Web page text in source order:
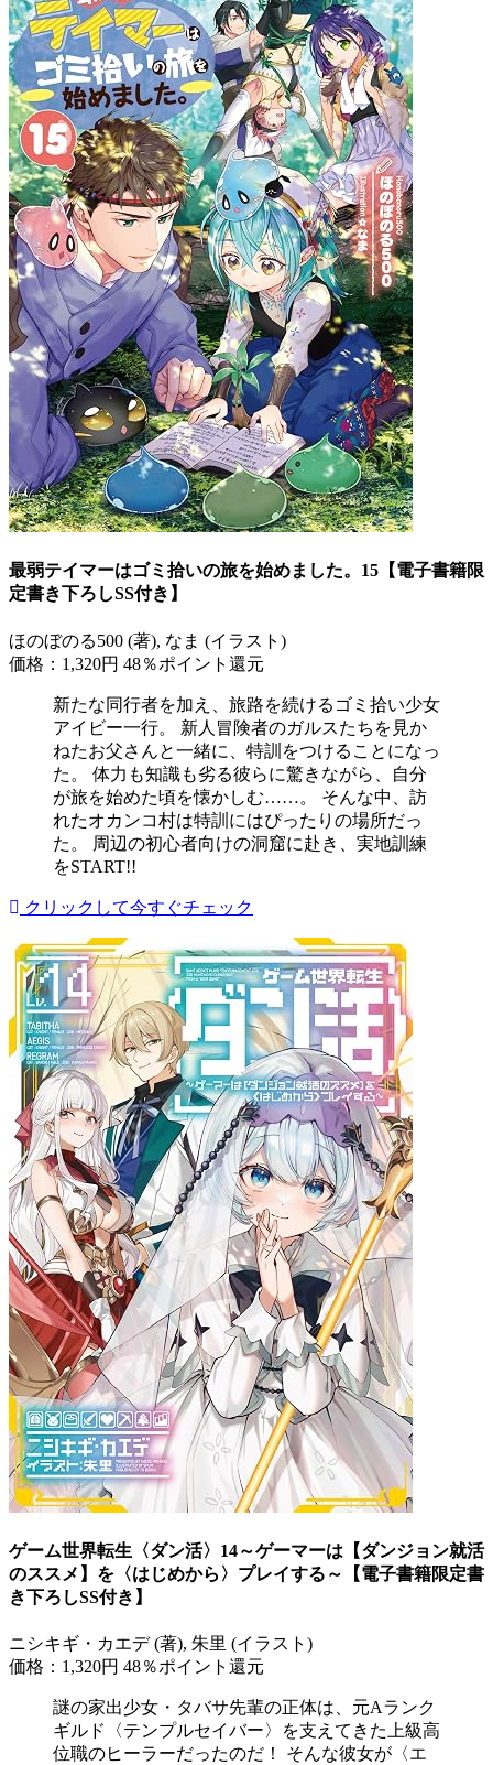
最弱テイマーはゴミ拾いの旅を始めました。15【電子書籍限
定書き下ろしSS付き】
ほのぼのる500 (著), なま (イラスト)
価格：1,320円 48％ポイント還元
新たな同行者を加え、旅路を続けるゴミ拾い少女
アイビー一行。 新人冒険者のガルスたちを見か
ねたお父さんと一緒に、特訓をつけることになっ
た。 体力も知識も劣る彼らに驚きながら、自分
が旅を始めた頃を懐かしむ……。 そんな中、訪
れたオカンコ村は特訓にはぴったりの場所だっ
た。 周辺の初心者向けの洞窟に赴き、実地訓練
をSTART!!
クリックして今すぐチェック
ゲーム世界転生〈ダン活〉14～ゲーマーは【ダンジョン就活
のススメ】を〈はじめから〉プレイする～【電子書籍限定書
き下ろしSS付き】
ニシキギ・カエデ (著), 朱里 (イラスト)
価格：1,320円 48％ポイント還元
謎の家出少女・タバサ先輩の正体は、元Aランク
ギルド〈テンプルセイバー〉を支えてきた上級高
位職のヒーラーだったのだ！ そんな彼女が〈エ